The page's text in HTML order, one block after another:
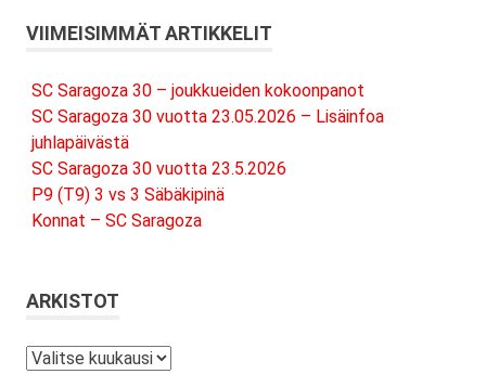
VIIMEISIMMÄT ARTIKKELIT
SC Saragoza 30 – joukkueiden kokoonpanot
SC Saragoza 30 vuotta 23.05.2026 – Lisäinfoa
juhlapäivästä
SC Saragoza 30 vuotta 23.5.2026
P9 (T9) 3 vs 3 Säbäkipinä
Konnat – SC Saragoza
ARKISTOT
Arkistot